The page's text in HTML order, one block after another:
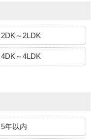
2DK～2LDK
4DK～4LDK
5年以内